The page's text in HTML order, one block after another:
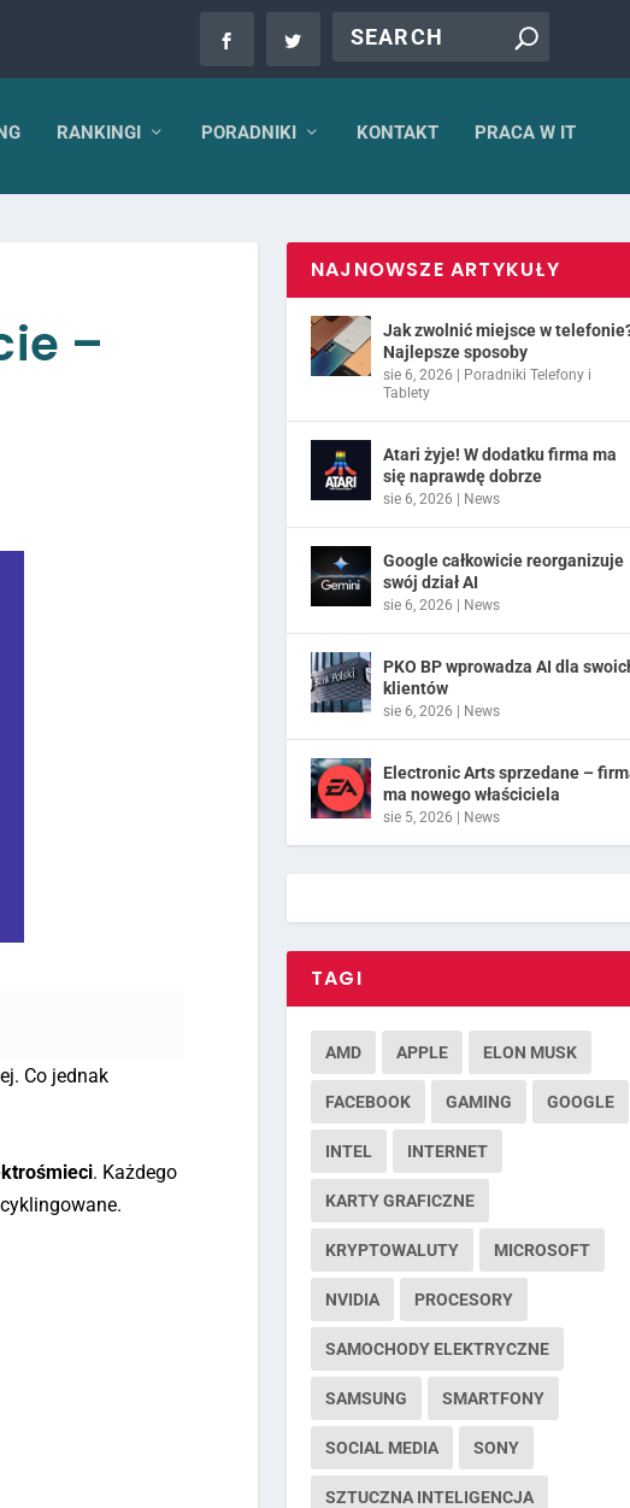
RANKINGI PORADNIKI KONTAKT PRACA W IT
–
Co jednak
. Każdego
NAJNOWSZE ARTYKUŁY
Jak zwolnić miejsce w
Najlepsze sposoby
sie 6, 2026 | Poradniki Telefony i
Tablety
Atari żyje! W dodatku firma ma
się naprawdę dobrze
sie 6, 2026 | News
Google całkowicie reorganizuje
swój dział AI
sie 6, 2026 | News
PKO BP wprowadza AI dla
klientów
sie 6, 2026 | News
Electronic Arts sprzedane –
ma nowego właściciela
sie 5, 2026 | News
TAGI
AMD APPLE ELON MUSK
FACEBOOK GAMING GOOGLE
INTEL INTERNET
KARTY GRAFICZNE
KRYPTOWALUTY MICROSOFT
NVIDIA PROCESORY
SAMOCHODY ELEKTRYCZNE
SAMSUNG SMARTFONY
SOCIAL MEDIA SONY
SZTUCZNA INTELIGENCJA